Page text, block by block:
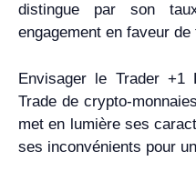
distingue par son
engagement en faveur
Envisager le Trader +1
Trade de crypto-
met en lumière ses
ses inconvénients pour